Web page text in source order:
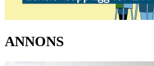
ANNONS